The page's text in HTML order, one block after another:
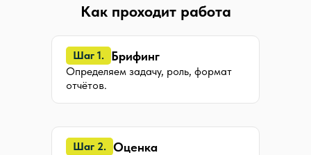
Как проходит работа
Шаг 2. Оценка
Шаг 1. Брифинг
Определяем задачу, роль, формат
отчётов.